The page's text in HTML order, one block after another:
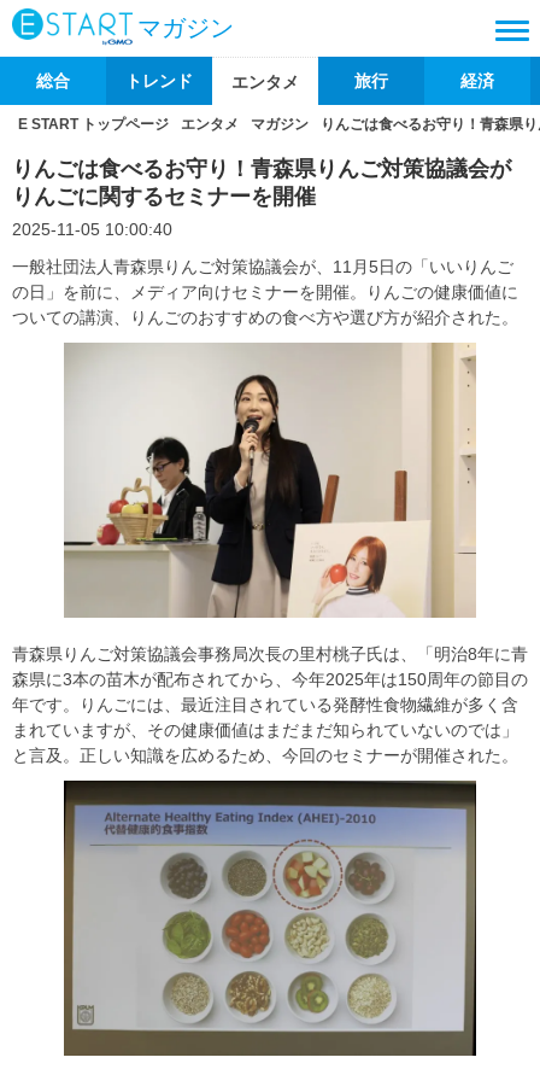
マガジン
総合 トレンド エンタメ 旅行 経済
E START トップページ エンタメ マガジン りんごは食べるお守り！青森県
りんごは食べるお守り！青森県りんご対策協議会が
りんごに関するセミナーを開催
2025-11-05 10:00:40
一般社団法人青森県りんご対策協議会が、11月5日の「いいりんご
の日」を前に、メディア向けセミナーを開催。りんごの健康価値に
ついての講演、りんごのおすすめの食べ方や選び方が紹介された。
青森県りんご対策協議会事務局次長の里村桃子氏は、「明治8年に青
森県に3本の苗木が配布されてから、今年2025年は150周年の節目の
年です。りんごには、最近注目されている発酵性食物繊維が多く含
まれていますが、その健康価値はまだまだ知られていないのでは」
と言及。正しい知識を広めるため、今回のセミナーが開催された。